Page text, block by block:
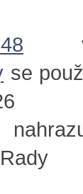
se